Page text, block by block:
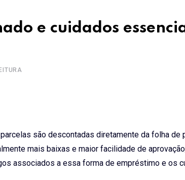
e cuidados
são descontadas diretamente da folha de
mais baixas e maior facilidade de
associados a essa forma de empréstimo e os